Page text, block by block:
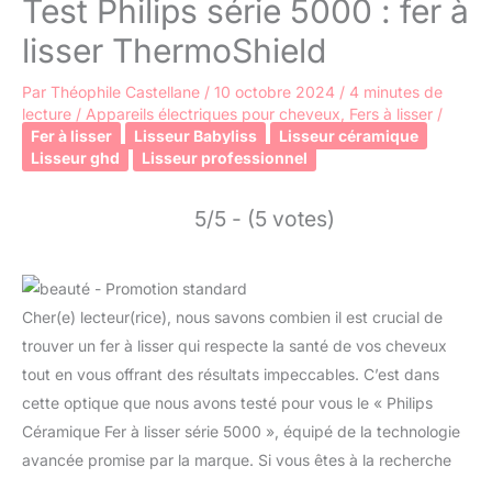
Test Philips série 5000 : fer à
lisser ThermoShield
Par Théophile Castellane / 10 octobre 2024 / 4 minutes de
lecture / Appareils électriques pour cheveux Fers à lisser /
Fer à lisser
Lisseur Babyliss
Lisseur céramique
Lisseur ghd
Lisseur professionnel
5/5 - (5 votes)
Cher(e) lecteur(rice), nous savons combien il est crucial de
trouver un fer à lisser qui respecte la santé de vos cheveux
tout en vous offrant des résultats impeccables. C’est dans
cette optique que nous avons testé pour vous le « Philips
Céramique Fer à lisser série 5000 », équipé de la technologie
avancée promise par la marque. Si vous êtes à la recherche